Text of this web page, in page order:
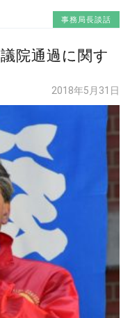
事務局長談話
院通過に関す
2018年5月31日